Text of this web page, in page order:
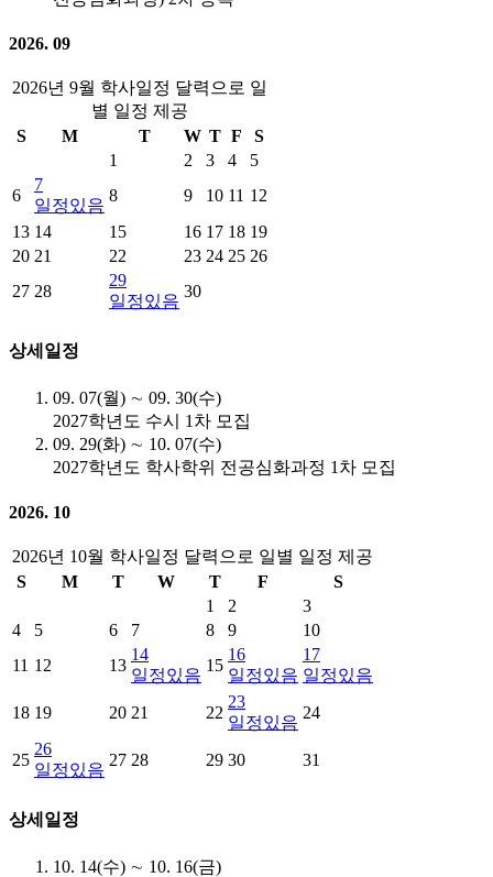
2026. 09
2026년 9월 학사일정 달력으로 일
별 일정 제공
S
M T W T F
S
1
2 3 4
5
6
7
일정있음
8 9 10 11 12
13 14 15 16 17 18 19
20 21 22 23 24 25 26
27 28
29
일정있음
30
상세일정
09. 07(월) ∼ 09. 30(수)
2027학년도 수시 1차 모집
09. 29(화) ∼ 10. 07(수)
2027학년도 학사학위 전공심화과정 1차 모집
2026. 10
2026년 10월 학사일정 달력으로 일별 일정 제공
S
M T W T F
S
1
2
3
4
5 6 7 8 9
10
11 12 13
14
일정있음
15
16
일정있음
17
일정있음
18 19 20 21 22
23
일정있음
24
25
26
일정있음
27 28 29 30 31
상세일정
10. 14(수) ∼ 10. 16(금)